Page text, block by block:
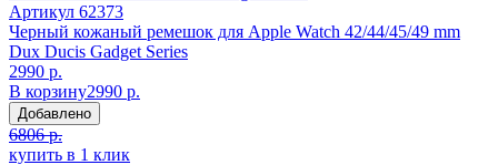
Артикул 62373
Черный кожаный ремешок для Apple Watch 42/44/45/49 mm
Dux Ducis Gadget Series
2990 р.
В корзину2990 р.
Добавлено
6806 р.
купить в 1 клик